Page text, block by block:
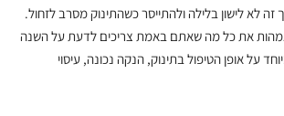
זה לא לישון בלילה ולהתייסר כשהתינוק מסרב לזחול.
וכאמהות את כל מה שאתם באמת צריכים לדעת על השנה
על אופן הטיפול בתינוק, הנקה נכונה, עיסוי